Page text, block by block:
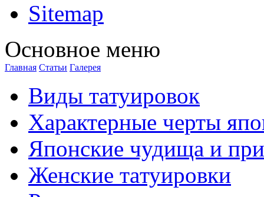
Sitemap
Оснoвнoе меню
Главная Стaтьи Галерея
Виды тaтуировок
Характерные черты
Японские чудища и
Женские тaтуировки